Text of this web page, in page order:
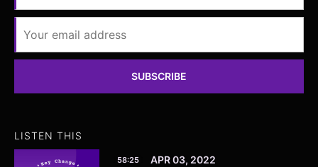
SUBSCRIBE
LISTEN THIS
58:25 APR 03, 2022